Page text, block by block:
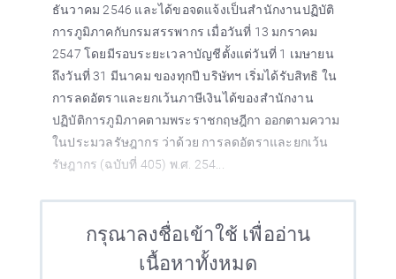
ธันวาคม 2546 และได้ขอจดแจ้งเป็นสำนักงานปฏิบัติ
การภูมิภาคกับกรมสรรพากร เมื่อวันที่ 13 มกราคม
2547 โดยมีรอบระยะเวลาบัญชีตั้งแต่วันที่ 1 เมษายน
ถึงวันที่ 31 มีนาคม ของทุกปี บริษัทฯ เริ่มได้รับสิทธิ ใน
การลดอัตราและยกเว้นภาษีเงินได้ของสำนักงาน
ปฏิบัติการภูมิภาคตามพระราชกฤษฎีกา ออกตามความ
ในประมวลรัษฎากร ว่าด้วย การลดอัตราและยกเว้น
รัษฎากร (ฉบับที่ 405) พ.ศ. 254...
กรุณาลงชื่อเข้าใช้ เพื่ออ่าน
เนื้อหาทั้งหมด